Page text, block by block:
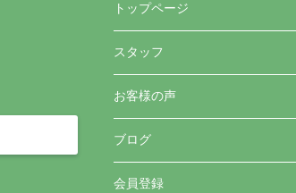
トップページ
スタッフ
お客様の声
ブログ
会員登録